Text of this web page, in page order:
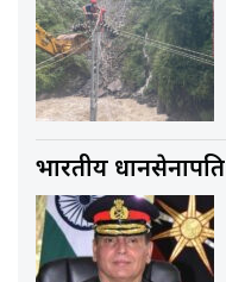
भारतीय प्रधानसेनापति